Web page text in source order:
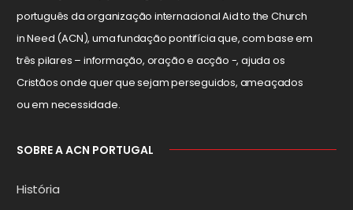
português da organização internacional Aid to the Church
in Need (ACN), uma fundação pontifícia que, com base em
três pilares – informação, oração e acção -, ajuda os
Cristãos onde quer que sejam perseguidos, ameaçados
ou em necessidade.
SOBRE A ACN PORTUGAL
História